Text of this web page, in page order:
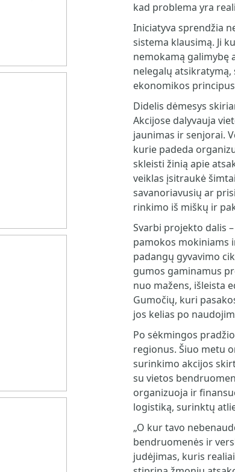
kad problema yra
Iniciatyva sprendžia
sistema klausimą. Ji
nemokamą galimybę
nelegalų
ekonomikos
Didelis dėmesys
Akcijose dalyvauja
jaunimas ir senjorai.
kurie padeda
skleisti žinią apie
veiklas įsitraukė
savanoriavusių ar
rinkimo iš miškų ir
Svarbi projekto dalis
pamokos mokiniams
padangų gyvavimo
gumos gaminamus
nuo mažens, išleista
Gumočių, kuri
jos kelias po
Po sėkmingos
regionus. Šiuo metu
surinkimo akcijos
su vietos
organizuoja ir
logistiką, surinktų
„O kur tavo
bendruomenės ir
judėjimas, kuris